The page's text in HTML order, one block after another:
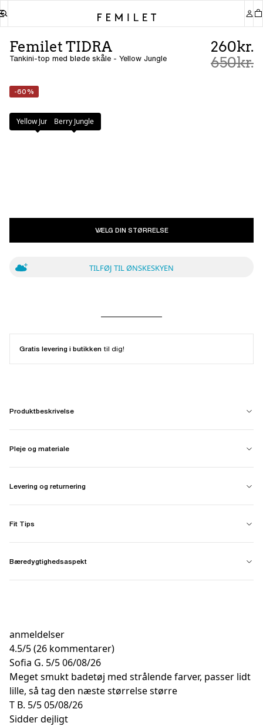
Femilet TIDRA
Tankini-top med bløde skåle - Yellow Jungle
260kr.
650kr.
-60%
Farve:Yellow Jungle
Yellow JungleBerry Jungle
VÆLG DIN STØRRELSE
TILFØJ TIL ØNSKESKYEN
Gratis levering i butikken til dig!
Produktbeskrivelse
Pleje og materiale
Levering og returnering
Fit Tips
Bæredygtighedsaspekt
anmeldelser
4.5/5(26 kommentarer)
Sofia G. 5/506/08/26
Meget smukt badetøj med strålende farver, passer lidt
lille, så tag den næste størrelse større
T B. 5/505/08/26
Sidder dejligt